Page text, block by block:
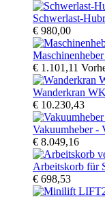
Schwerlast-
€ 980,00
€ 1.101,11
Wanderkran
€ 10.230,43
Vakuumheber -
€ 8.049,16
Arbeitskorb für
€ 698,53